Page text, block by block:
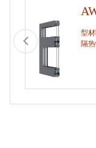
型
隔